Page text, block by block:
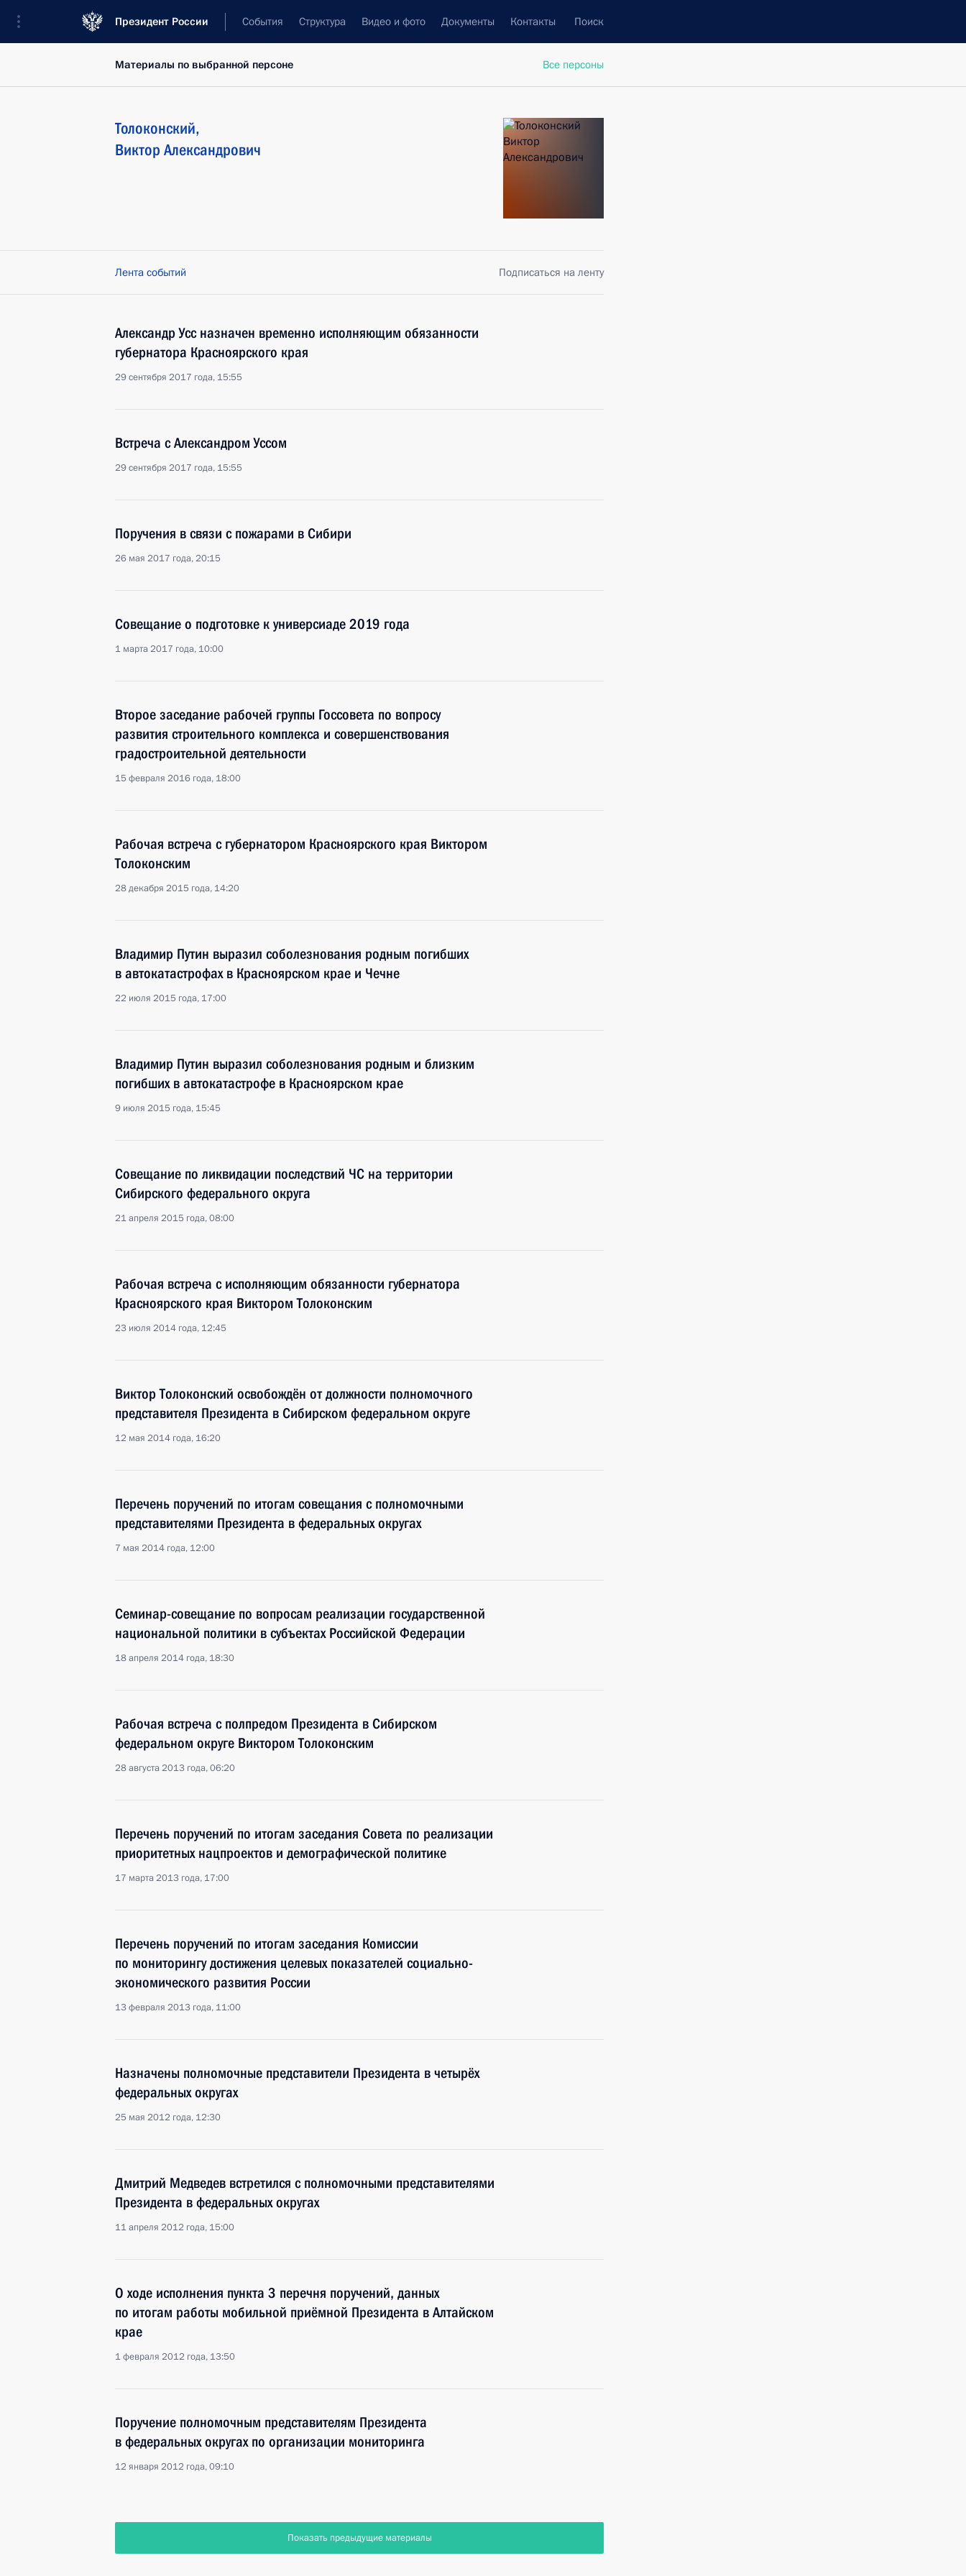
Президент России События Структура Видео и фото Документы Контакты Поиск
Все персоны
Материалы по выбранной персоне
Толоконский,
Виктор Александрович
Лента событий Подписаться на ленту
Александр Усс назначен временно исполняющим обязанности
губернатора Красноярского края
29 сентября 2017 года, 15:55
Встреча с Александром Уссом
29 сентября 2017 года, 15:55
Поручения в связи с пожарами в Сибири
26 мая 2017 года, 20:15
Совещание о подготовке к универсиаде 2019 года
1 марта 2017 года, 10:00
Второе заседание рабочей группы Госсовета по вопросу
развития строительного комплекса и совершенствования
градостроительной деятельности
15 февраля 2016 года, 18:00
Рабочая встреча с губернатором Красноярского края Виктором
Толоконским
28 декабря 2015 года, 14:20
Владимир Путин выразил соболезнования родным погибших
в автокатастрофах в Красноярском крае и Чечне
22 июля 2015 года, 17:00
Владимир Путин выразил соболезнования родным и близким
погибших в автокатастрофе в Красноярском крае
9 июля 2015 года, 15:45
Совещание по ликвидации последствий ЧС на территории
Сибирского федерального округа
21 апреля 2015 года, 08:00
Рабочая встреча с исполняющим обязанности губернатора
Красноярского края Виктором Толоконским
23 июля 2014 года, 12:45
Виктор Толоконский освобождён от должности полномочного
представителя Президента в Сибирском федеральном округе
12 мая 2014 года, 16:20
Перечень поручений по итогам совещания с полномочными
представителями Президента в федеральных округах
7 мая 2014 года, 12:00
Семинар-совещание по вопросам реализации государственной
национальной политики в субъектах Российской Федерации
18 апреля 2014 года, 18:30
Рабочая встреча с полпредом Президента в Сибирском
федеральном округе Виктором Толоконским
28 августа 2013 года, 06:20
Перечень поручений по итогам заседания Совета по реализации
приоритетных нацпроектов и демографической политике
17 марта 2013 года, 17:00
Перечень поручений по итогам заседания Комиссии
по мониторингу достижения целевых показателей социально-
экономического развития России
13 февраля 2013 года, 11:00
Назначены полномочные представители Президента в четырёх
федеральных округах
25 мая 2012 года, 12:30
Дмитрий Медведев встретился с полномочными представителями
Президента в федеральных округах
11 апреля 2012 года, 15:00
О ходе исполнения пункта 3 перечня поручений, данных
по итогам работы мобильной приёмной Президента в Алтайском
крае
1 февраля 2012 года, 13:50
Поручение полномочным представителям Президента
в федеральных округах по организации мониторинга
12 января 2012 года, 09:10
Показать предыдущие материалы